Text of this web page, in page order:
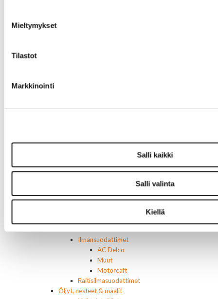
Mieltymykset
Tilastot
Markkinointi
Salli kaikki
Salli valinta
Kiellä
Vaihteistosuodattimet
AC Delco
Polttoainesuodattimet
AC Delco
Ilmansuodattimet
AC Delco
Muut
Motorcaft
Raitisilmasuodattimet
Öljyt, nesteet & maalit